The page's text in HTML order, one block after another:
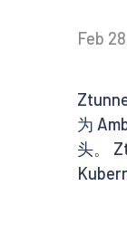
Feb
为
头。